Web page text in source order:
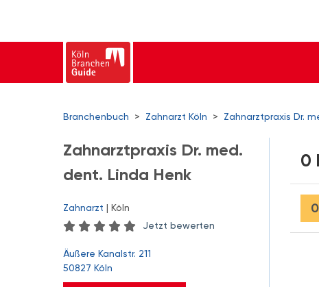
Branchenbuch > Zahnarzt Köln > Zahnarztpraxis Dr.
Zahnarztpraxis Dr. med.
dent. Linda Henk
Zahnarzt | Köln
Jetzt bewerten
Äußere Kanalstr. 211
50827 Köln
0
0